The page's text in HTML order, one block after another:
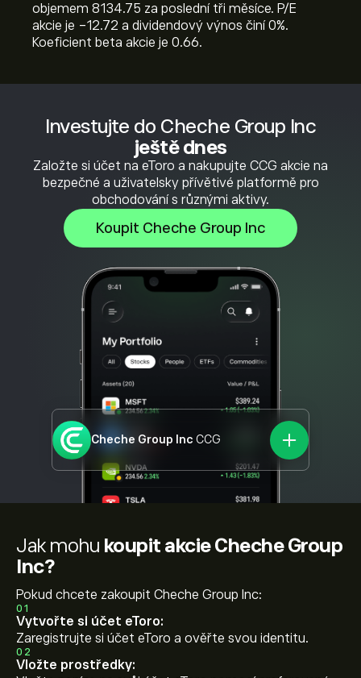
Investujte do Cheche Group Inc
ještě dnes
Založte si účet na eToro a nakupujte CCG akcie na
bezpečné a uživatelsky přívětivé platformě pro
obchodování s různými aktivy.
Koupit Cheche Group Inc
Cheche Group Inc CCG
objemem 8134.75 za poslední tři měsíce. P/E
akcie je -12.72 a dividendový výnos činí 0%.
Koeficient beta akcie je 0.66.
Jak mohu koupit akcie Cheche Group
Inc?
Pokud chcete zakoupit Cheche Group Inc:
01
Vytvořte si účet eToro:
Zaregistrujte si účet eToro a ověřte svou identitu.
02
Vložte prostředky: